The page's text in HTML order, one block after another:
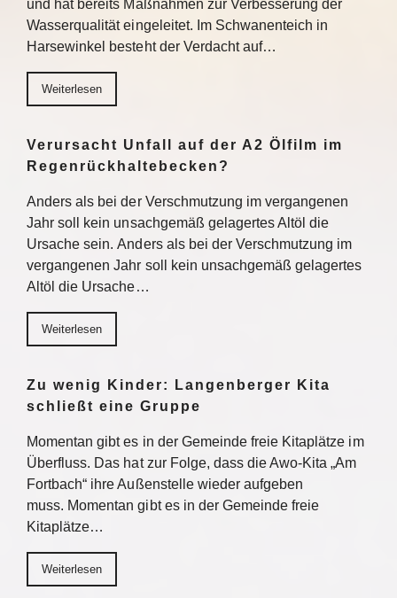
und hat bereits Maßnahmen zur Verbesserung der
Wasserqualität eingeleitet. Im Schwanenteich in
Harsewinkel besteht der Verdacht auf…
Weiterlesen
Verursacht Unfall auf der A2 Ölfilm im
Regenrückhaltebecken?
Anders als bei der Verschmutzung im vergangenen
Jahr soll kein unsachgemäß gelagertes Altöl die
Ursache sein. Anders als bei der Verschmutzung im
vergangenen Jahr soll kein unsachgemäß gelagertes
Altöl die Ursache…
Weiterlesen
Zu wenig Kinder: Langenberger Kita
schließt eine Gruppe
Momentan gibt es in der Gemeinde freie Kitaplätze im
Überfluss. Das hat zur Folge, dass die Awo-Kita „Am
Fortbach“ ihre Außenstelle wieder aufgeben
muss. Momentan gibt es in der Gemeinde freie
Kitaplätze…
Weiterlesen